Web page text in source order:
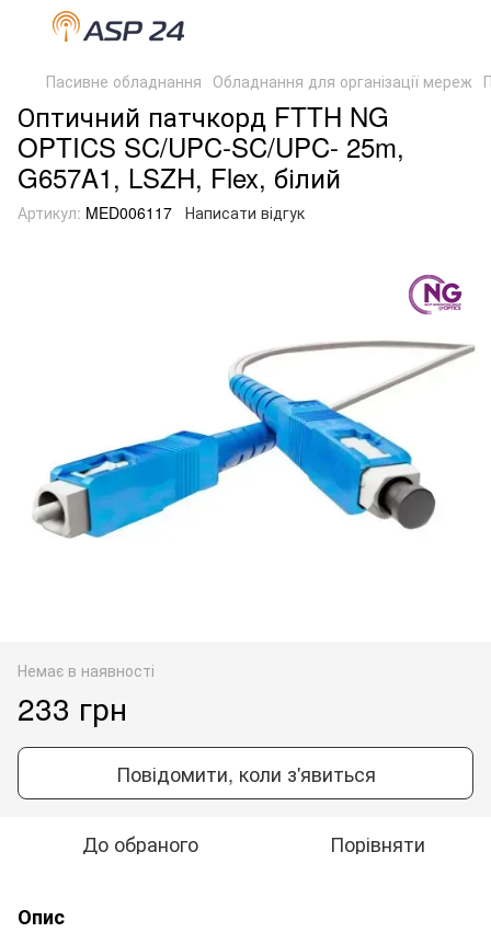
Пасивне обладнання Обладнання для організації мереж
Оптичний патчкорд FTTH NG
OPTICS SC/UPC-SC/UPC- 25m,
G657A1, LSZH, Flex, білий
Артикул: MED006117 Написати відгук
Немає в наявності
233 грн
Повідомити, коли з'явиться
До обраного Порівняти
Опис